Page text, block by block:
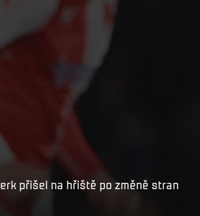
přišel na hřiště po změně stran